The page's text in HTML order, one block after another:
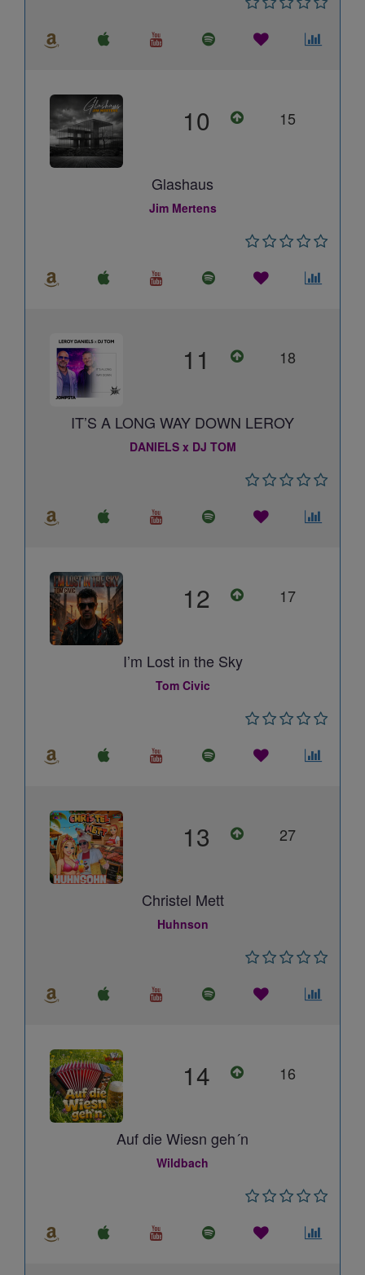
10 15
Glashaus
Jim Mertens
11 18
IT’S A LONG WAY DOWN LEROY
DANIELS x DJ TOM
12 17
I’m Lost in the Sky
Tom Civic
13 27
Christel Mett
Huhnson
14 16
Auf die Wiesn geh´n
Wildbach